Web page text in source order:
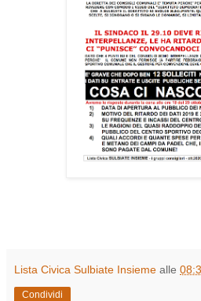
Lista Civica Sulbiate Insieme alle
Condividi